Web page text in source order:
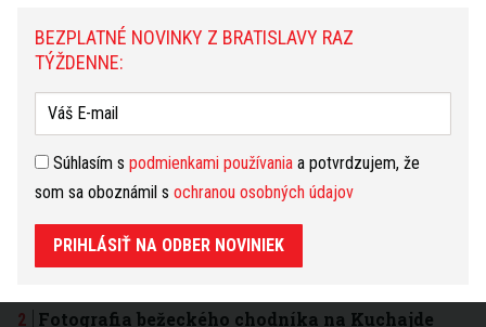
prevratné. V zamestnaní visí nad vami nevyriešený
problém. Mali ste konečne požiadať o pomoc kolegov
a uvidíte, že sa to vyrieši vo váš prospech. Nie
všetko je tak zlé, ako sa na prvý pohľad zdá.čítať
ďalej...
NAJČÍTANEJŠIE 3 dni
Víkendový program zadarmo: Bratislava ožije
koncertmi, kinom aj ohňovou show. Tieto akcie si
Fotografia bežeckého chodníka na Kuchajde
BEZPLATNÉ NOVINKY Z BRATISLAVY RAZ
TÝŽDENNE:
Súhlasím s podmienkami používania a potvrdzujem, že
som sa oboznámil s ochranou osobných údajov
PRIHLÁSIŤ NA ODBER NOVINIEK